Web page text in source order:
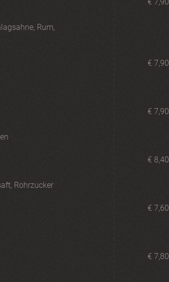
Rum,
€ 7,90
€ 7,90
Rohrzucker
€ 8,40
€ 7,60
€ 7,80